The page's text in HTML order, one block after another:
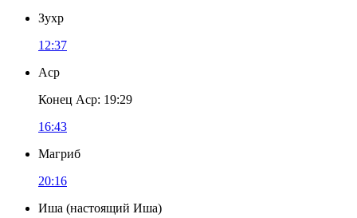
Зухр
12:37
Аср
Конец Аср: 19:29
16:43
Магриб
20:16
Иша (настоящий Иша)